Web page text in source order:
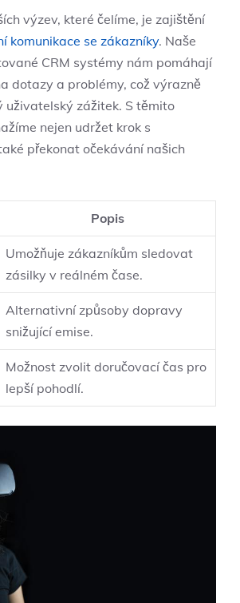
výzev, které čelíme, je zajištění
komunikace se zákazníky. Naše
CRM systémy nám pomáhají
dotazy a problémy, což výrazně
uživatelský zážitek. S těmito
nejen udržet krok s
překonat očekávání našich
Popis
Umožňuje zákazníkům sledovat
zásilky v reálném čase.
Alternativní způsoby dopravy
snižující emise.
Možnost zvolit doručovací čas pro
lepší pohodlí.